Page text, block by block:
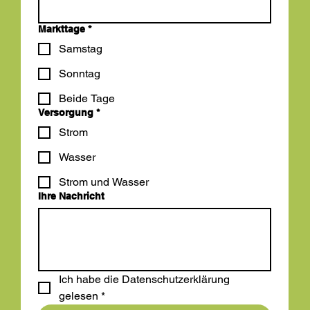
Markttage *
Samstag
Sonntag
Beide Tage
Versorgung *
Strom
Wasser
Strom und Wasser
Ihre Nachricht
Ich habe die Datenschutzerklärung
gelesen *